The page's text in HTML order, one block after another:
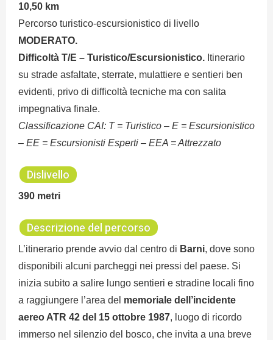
10,50 km
Percorso turistico-escursionistico di livello
MODERATO.
Difficoltà T/E – Turistico/Escursionistico. Itinerario
su strade asfaltate, sterrate, mulattiere e sentieri ben
evidenti, privo di difficoltà tecniche ma con salita
impegnativa finale.
Classificazione CAI: T = Turistico – E = Escursionistico
– EE = Escursionisti Esperti – EEA = Attrezzato
Dislivello
390 metri
Descrizione del percorso
L’itinerario prende avvio dal centro di Barni, dove sono
disponibili alcuni parcheggi nei pressi del paese. Si
inizia subito a salire lungo sentieri e stradine locali fino
a raggiungere l’area del memoriale dell’incidente
aereo ATR 42 del 15 ottobre 1987, luogo di ricordo
immerso nel silenzio del bosco, che invita a una breve